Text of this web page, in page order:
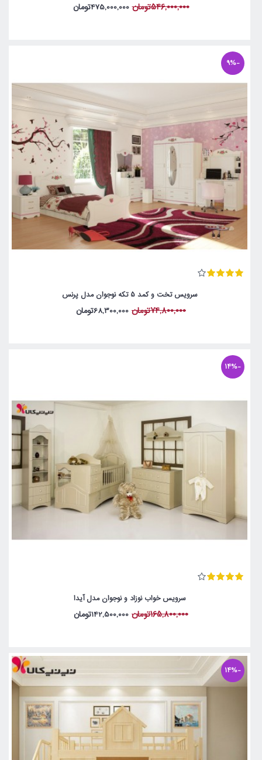
546,000,000تومان 475,000,000تومان
-9%
سرویس تخت و کمد 5 تکه نوجوان مدل پرنس
74,800,000تومان 68,300,000تومان
-14%
سرویس خواب نوزاد و نوجوان مدل آیدا
165,800,000تومان 142,500,000تومان
-14%